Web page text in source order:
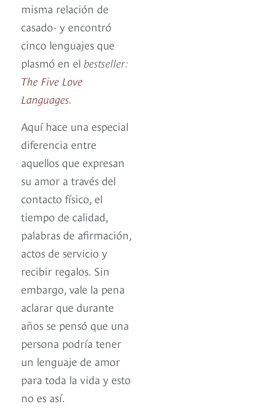
misma relación de
casado- y encontró
cinco lenguajes que
plasmó en el bestseller:
The Five Love
Languages.
Aquí hace una especial
diferencia entre
aquellos que expresan
su amor a través del
contacto físico, el
tiempo de calidad,
palabras de afirmación,
actos de servicio y
recibir regalos. Sin
embargo, vale la pena
aclarar que durante
años se pensó que una
persona podría tener
un lenguaje de amor
para toda la vida y esto
no es así.